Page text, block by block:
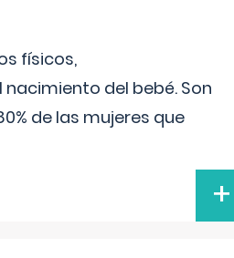
físicos,
del bebé. Son
de las mujeres que
+